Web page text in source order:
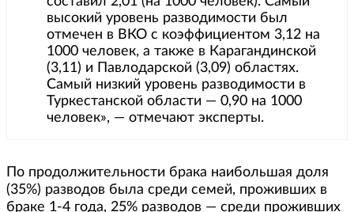
высокий уровень разводимости был
отмечен в ВКО с коэффициентом 3,12 на
1000 человек, а также в Карагандинской
(3,11) и Павлодарской (3,09) областях.
Самый низкий уровень разводимости в
Туркестанской области — 0,90 на 1000
человек», — отмечают эксперты.
По продолжительности брака наибольшая доля
(35%) разводов была среди семей, проживших в
браке 1-4 года, 25% разводов — среди проживших